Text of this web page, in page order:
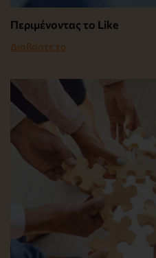
Περιμένοντας το Like
Διαβάστε το